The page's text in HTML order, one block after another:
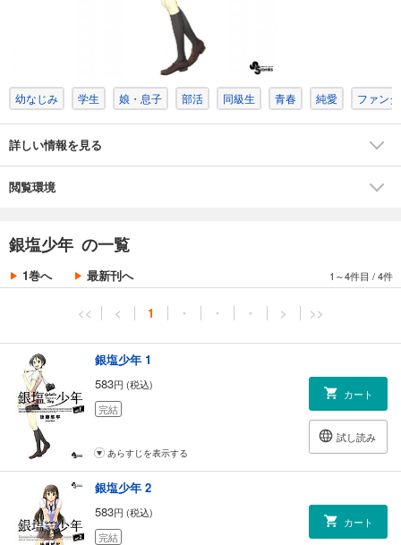
幼なじみ 学生 娘・息子 部活 同級生 青春 純愛 ファン
詳しい情報を見る
閲覧環境
銀塩少年 の一覧
1巻へ 最新刊へ 1～4件目 /4件
<< < 1 ・ ・ ・ > >>
銀塩少年 1
583円 (税込)
完結
カート
試し読み
あらすじを表示する
銀塩少年 2
583円 (税込)
完結
カート